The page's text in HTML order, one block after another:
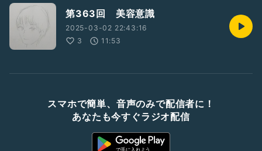
第363回 美容意識
2025-03-02 22:43:16
3
11:53
スマホで簡単、音声のみで配信者に！
あなたも今すぐラジオ配信